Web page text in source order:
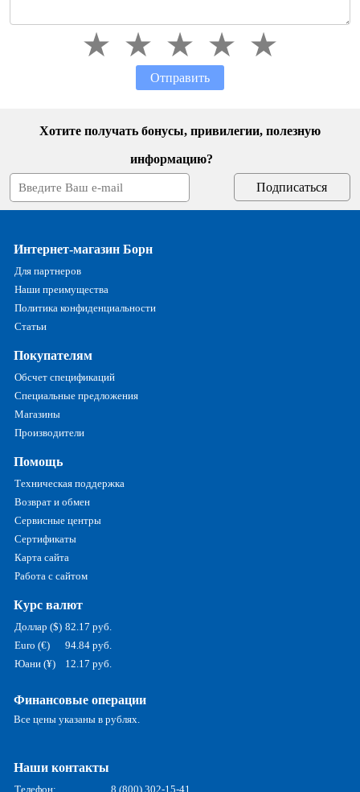
Отправить
Хотите получать бонусы, привилегии, полезную
информацию?
Интернет-магазин Борн
Для партнеров
Наши преимущества
Политика конфиденциальности
Статьи
Покупателям
Обсчет спецификаций
Специальные предложения
Магазины
Производители
Помощь
Техническая поддержка
Возврат и обмен
Сервисные центры
Сертификаты
Карта сайта
Работа с сайтом
Курс валют
Доллар ($) 82.17 руб.
Euro (€)
94.84 руб.
Юани (¥)
12.17 руб.
Финансовые операции
Все цены указаны в рублях.
Наши контакты
Телефон: 8 (800) 302-15-41